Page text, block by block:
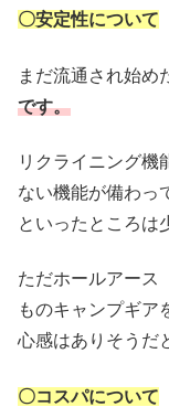
〇安定性について
まだ流通され始め
です。
リクライニング機
ない機能が備わっ
といったところは
ただホールアース
ものキャンプギア
心感はありそうだ
〇コスパについて